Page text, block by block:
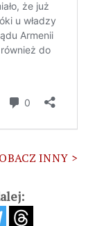
INNY >